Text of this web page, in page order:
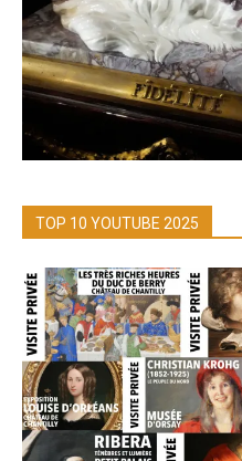
TOP 10 YOUTUBE 2025